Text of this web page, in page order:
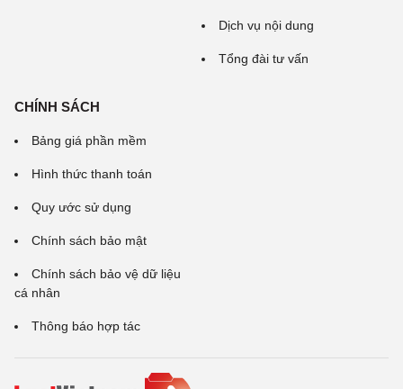
Dịch vụ nội dung
Tổng đài tư vấn
CHÍNH SÁCH
Bảng giá phần mềm
Hình thức thanh toán
Quy ước sử dụng
Chính sách bảo mật
Chính sách bảo vệ dữ liệu
cá nhân
Thông báo hợp tác